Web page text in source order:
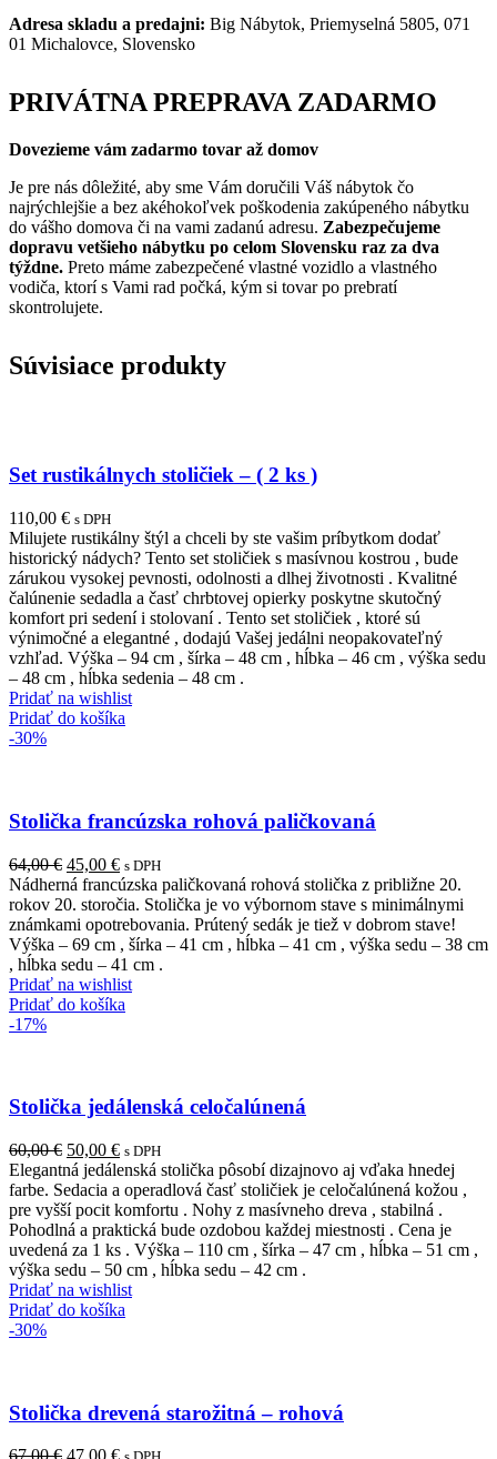
Adresa skladu a predajni: Big Nábytok, Priemyselná 5805, 071
01 Michalovce, Slovensko
PRIVÁTNA PREPRAVA ZADARMO
Dovezieme vám zadarmo tovar až domov
Je pre nás dôležité, aby sme Vám doručili Váš nábytok čo
najrýchlejšie a bez akéhokoľvek poškodenia zakúpeného nábytku
do vášho domova či na vami zadanú adresu. Zabezpečujeme
dopravu vetšieho nábytku po celom Slovensku raz za dva
týždne. Preto máme zabezpečené vlastné vozidlo a vlastného
vodiča, ktorí s Vami rad počká, kým si tovar po prebratí
skontrolujete.
Súvisiace produkty
Set rustikálnych stoličiek – ( 2 ks )
110,00 € s DPH
Milujete rustikálny štýl a chceli by ste vašim príbytkom dodať
historický nádych? Tento set stoličiek s masívnou kostrou , bude
zárukou vysokej pevnosti, odolnosti a dlhej životnosti . Kvalitné
čalúnenie sedadla a časť chrbtovej opierky poskytne skutočný
komfort pri sedení i stolovaní . Tento set stoličiek , ktoré sú
výnimočné a elegantné , dodajú Vašej jedálni neopakovateľný
vzhľad. Výška – 94 cm , šírka – 48 cm , hĺbka – 46 cm , výška sedu
– 48 cm , hĺbka sedenia – 48 cm .
Pridať na wishlist
Pridať do košíka
-30%
Stolička francúzska rohová paličkovaná
64,00€ Pôvodná
cena
bola:
64,00 €.
45,00 €Aktuálna
cena
je:
45,00 €.
s DPH
Nádherná francúzska paličkovaná rohová stolička z približne 20.
rokov 20. storočia. Stolička je vo výbornom stave s minimálnymi
známkami opotrebovania. Prútený sedák je tiež v dobrom stave!
Výška – 69 cm , šírka – 41 cm , hĺbka – 41 cm , výška sedu – 38 cm
, hĺbka sedu – 41 cm .
Pridať na wishlist
Pridať do košíka
-17%
Stolička jedálenská celočalúnená
60,00€ Pôvodná
cena
bola:
60,00 €.
50,00 €Aktuálna
cena
je:
50,00 €.
s DPH
Elegantná jedálenská stolička pôsobí dizajnovo aj vďaka hnedej
farbe. Sedacia a operadlová časť stoličiek je celočalúnená kožou ,
pre vyšší pocit komfortu . Nohy z masívneho dreva , stabilná .
Pohodlná a praktická bude ozdobou každej miestnosti . Cena je
uvedená za 1 ks . Výška – 110 cm , šírka – 47 cm , hĺbka – 51 cm ,
výška sedu – 50 cm , hĺbka sedu – 42 cm .
Pridať na wishlist
Pridať do košíka
-30%
Stolička drevená starožitná – rohová
PôvodnáAktuálna